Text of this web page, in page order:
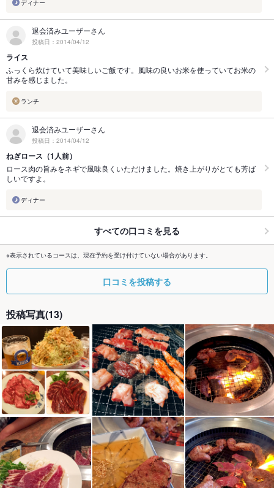
ディナー
退会済みユーザーさん
投稿日：2014/04/12
ライス
ふっくら炊けていて美味しいご飯です。風味の良いお米を使っていてお米の
甘みを感じました。
ランチ
退会済みユーザーさん
投稿日：2014/04/12
ねぎロース（1人前）
ロース肉の旨みをネギで風味良くいただけました。焼き上がりがとても芳ば
しいですよ。
ディナー
すべての口コミを見る
※表示されているコースは、現在予約を受け付けていない場合があります。
口コミを投稿する
投稿写真(13)